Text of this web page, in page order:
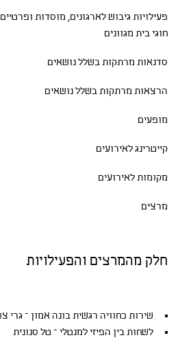
פעילויות גיבושלארגונים, מוסדות ופרטיים
חוגי בית מגוונים
סדנאות מרתקות בשלל נושאים
הרצאות מרתקות בשלל נושאים
מופעים
קייטרינג לאירועים
מקומות לאירועים
מרצים
חלק מהמרצים והפעילויות
שירות כחוויה רגשית בונה אמון – גרי
לשחות בין הפיזי למנטלי – טל סנונית